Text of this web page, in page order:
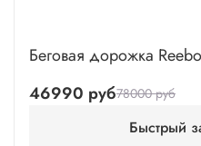
Беговая дорожка
46990 руб78000 руб
Быстрый